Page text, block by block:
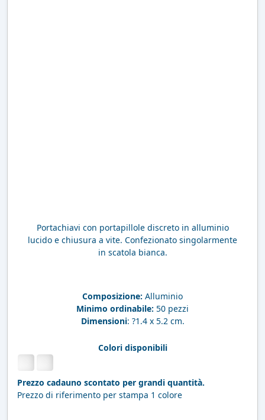
Portachiavi con portapillole discreto in alluminio
lucido e chiusura a vite. Confezionato singolarmente
in scatola bianca.
Composizione: Alluminio
Minimo ordinabile: 50 pezzi
Dimensioni: ?1.4 x 5.2 cm.
Colori disponibili
Prezzo cadauno scontato per grandi quantità.
Prezzo di riferimento per stampa 1 colore